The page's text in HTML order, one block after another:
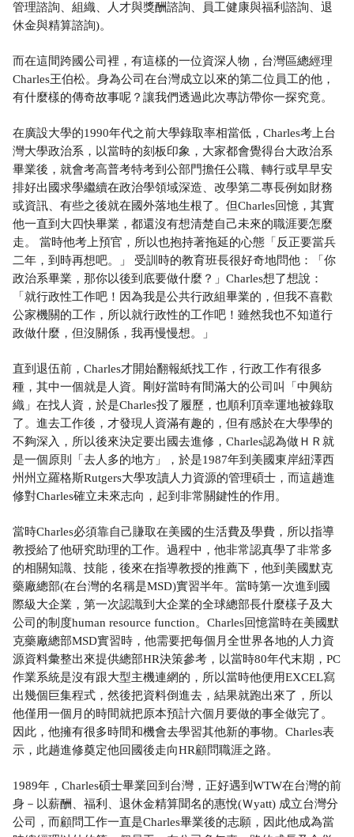
管理諮詢、組織、人才與獎酬諮詢、員工健康與福利諮詢、退
休金與精算諮詢)。
而在這間跨國公司裡，有這樣的一位資深人物，台灣區總經理
Charles王伯松。身為公司在台灣成立以來的第二位員工的他，
有什麼樣的傳奇故事呢？讓我們透過此次專訪帶你一探究竟。
在廣設大學的1990年代之前大學錄取率相當低，Charles考上台
灣大學政治系，以當時的刻板印象，大家都會覺得台大政治系
畢業後，就會考高普考特考到公部門擔任公職、轉行或早早安
排好出國求學繼續在政治學領域深造、改學第二專長例如財務
或資訊、有些之後就在國外落地生根了。但Charles回憶，其實
他一直到大四快畢業，都還沒有想清楚自己未來的職涯要怎麼
走。 當時他考上預官，所以也抱持著拖延的心態「反正要當兵
二年，到時再想吧。」 受訓時的教育班長很好奇地問他：「你
政治系畢業，那你以後到底要做什麼？」Charles想了想說：
「就行政性工作吧！因為我是公共行政組畢業的，但我不喜歡
公家機關的工作，所以就行政性的工作吧！雖然我也不知道行
政做什麼，但沒關係，我再慢慢想。」
直到退伍前，Charles才開始翻報紙找工作，行政工作有很多
種，其中一個就是人資。剛好當時有間滿大的公司叫「中興紡
織」在找人資，於是Charles投了履歷，也順利頂幸運地被錄取
了。進去工作後，才發現人資滿有趣的，但有感於在大學學的
不夠深入，所以後來決定要出國去進修，Charles認為做ＨＲ就
是一個原則「去人多的地方」，於是1987年到美國東岸紐澤西
州州立羅格斯Rutgers大學攻讀人力資源的管理碩士，而這趟進
修對Charles確立未來志向，起到非常關鍵性的作用。
當時Charles必須靠自己賺取在美國的生活費及學費，所以指導
教授給了他研究助理的工作。過程中，他非常認真學了非常多
的相關知識、技能，後來在指導教授的推薦下，他到美國默克
藥廠總部(在台灣的名稱是MSD)實習半年。當時第一次進到國
際級大企業，第一次認識到大企業的全球總部長什麼樣子及大
公司的制度human resource function。Charles回憶當時在美國默
克藥廠總部MSD實習時，他需要把每個月全世界各地的人力資
源資料彙整出來提供總部HR決策參考，以當時80年代末期，PC
作業系統是沒有跟大型主機連網的，所以當時他便用EXCEL寫
出幾個巨集程式，然後把資料倒進去，結果就跑出來了，所以
他僅用一個月的時間就把原本預計六個月要做的事全做完了。
因此，他擁有很多時間和機會去學習其他新的事物。Charles表
示，此趟進修奠定他回國後走向HR顧問職涯之路。
1989年，Charles碩士畢業回到台灣，正好遇到WTW在台灣的前
身－以薪酬、福利、退休金精算聞名的惠悅(Ｗyatt) 成立台灣分
公司，而顧問工作一直是Charles畢業後的志願，因此他成為當